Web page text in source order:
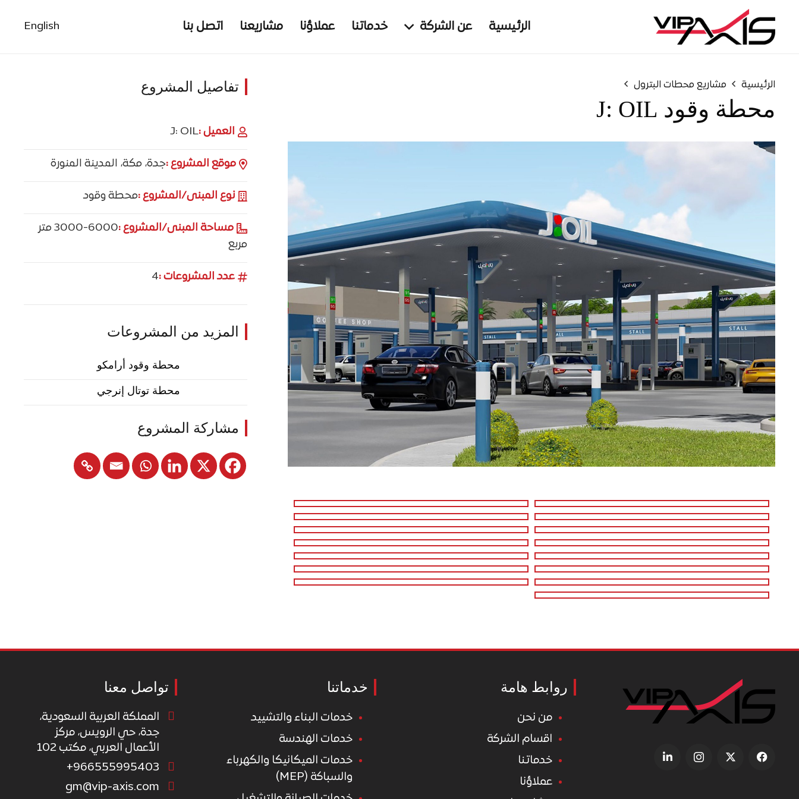
الرئيسية عن الشركة خدماتنا عملاؤنا مشاريعنا اتصل بنا English
الرئيسية مشاريع محطات البترول
محطة وقود J: OIL
تفاصيل المشروع
العميل :J: OIL
موقع المشروع :جدة، مكة، المدينة المنورة
نوع المبنى/المشروع :محطة وقود
مساحة المبنى/المشروع :
3000-6000 متر
مربع
عدد المشروعات :4
المزيد من المشروعات
محطة وقود أرامكو
محطة توتال إنرجي
مشاركة المشروع
روابط هامة
من نحن
اقسام الشركة
خدماتنا
عملاؤنا
خدماتنا
خدمات البناء والتشييد
خدمات الهندسة
خدمات الميكانيكا والكهرباء
والسباكة (MEP)
تواصل معنا
المملكة العربية السعودية،
جدة، حي الرويس، مركز
الأعمال العربي، مكتب 102
966555995403+
gm@vip-axis.com